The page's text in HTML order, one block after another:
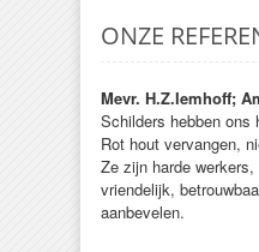
ONZE
Mevr. H.Z.Iemhoff;
Schilders hebben ons
Rot hout vervangen,
Ze zijn harde
vriendelijk,
aanbevelen.